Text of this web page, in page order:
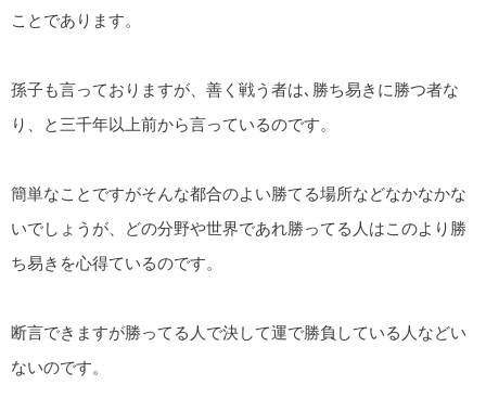
ことであります。
孫子も言っておりますが、善く戦う者は､勝ち易きに勝つ者な
り、と三千年以上前から言っているのです。
簡単なことですがそんな都合のよい勝てる場所などなかなかな
いでしょうが、どの分野や世界であれ勝ってる人はこのより勝
ち易きを心得ているのです。
断言できますが勝ってる人で決して運で勝負している人などい
ないのです。